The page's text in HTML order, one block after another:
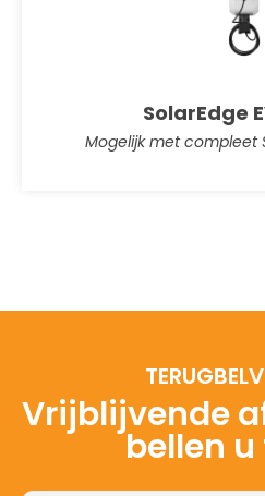
SolarEdge
Mogelijk met compleet
Vrijblijvende
bellen